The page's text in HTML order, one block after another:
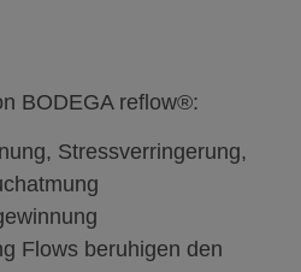
BODEGA reflow®:
Stressverringerung,
Flows beruhigen den